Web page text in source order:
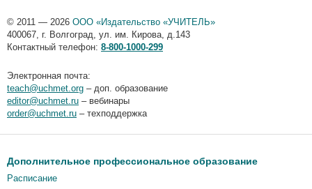
© 2011 — 2026 ООО «Издательство «УЧИТЕЛЬ»
400067 г. Волгоград ул. им. Кирова, д.143
Контактный телефон: 8-800-1000-299
Электронная почта:
teach@uchmet.org – доп. образование
editor@uchmet.ru – вебинары
order@uchmet.ru – техподдержка
Дополнительное профессиональное образование
Расписание